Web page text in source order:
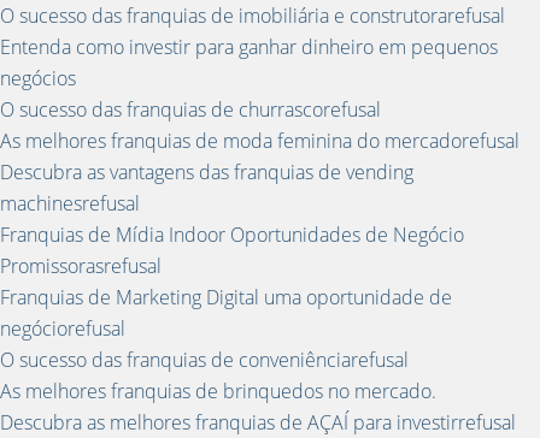
O sucesso das franquias de imobiliária e construtorarefusal
Entenda como investir para ganhar dinheiro em pequenos
negócios
O sucesso das franquias de churrascorefusal
As melhores franquias de moda feminina do mercadorefusal
Descubra as vantagens das franquias de vending
machinesrefusal
Franquias de Mídia Indoor Oportunidades de Negócio
Promissorasrefusal
Franquias de Marketing Digital uma oportunidade de
negóciorefusal
O sucesso das franquias de conveniênciarefusal
As melhores franquias de brinquedos no mercado.
Descubra as melhores franquias de AÇAÍ para investirrefusal